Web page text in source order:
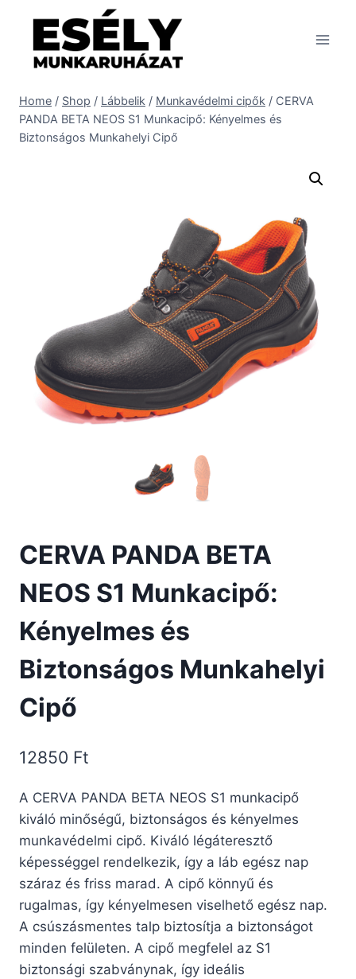
content
Home / Shop / Lábbelik / Munkavédelmi cipők / CERVA
PANDA BETA NEOS S1 Munkacipő: Kényelmes és
Biztonságos Munkahelyi Cipő
CERVA PANDA BETA
NEOS S1 Munkacipő:
Kényelmes és
Biztonságos Munkahelyi
Cipő
12850 Ft
A CERVA PANDA BETA NEOS S1 munkacipő
kiváló minőségű, biztonságos és kényelmes
munkavédelmi cipő. Kiváló légáteresztő
képességgel rendelkezik, így a láb egész nap
száraz és friss marad. A cipő könnyű és
rugalmas, így kényelmesen viselhető egész nap.
A csúszásmentes talp biztosítja a biztonságot
minden felületen. A cipő megfelel az S1
biztonsági szabványnak, így ideális